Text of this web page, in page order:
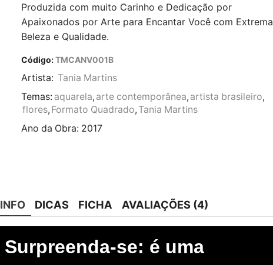
Produzida com muito Carinho e Dedicação por
Apaixonados por Arte para Encantar Você com Extrema
Beleza e Qualidade.
Código:TMCANV001B
Artista: Tania Martins
Temas: aquarela, arte contemporânea, artista brasileiro,
flores, Formato Quadrado, Tania Martins
Ano da Obra: 2017
INFO DICAS FICHA AVALIAÇÕES (4)
Surpreenda-se: é uma